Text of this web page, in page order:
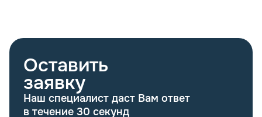
Оставить
заявку
Наш специалист даст Вам ответ
в течение 30 секунд